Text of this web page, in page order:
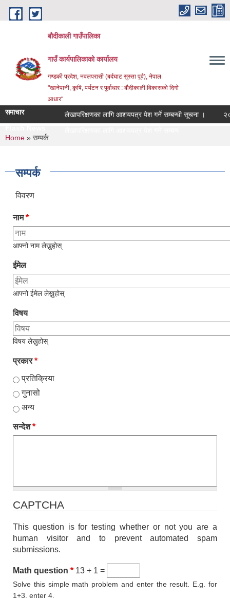
Skip to main content
बौदीकाली गाउँपालिका
गाउँ कार्यपालिकाको कार्यालय
गण्डकी प्रदेश, नवलपरासी (बर्दघाट सुस्ता पूर्व), नेपाल
"खानेपानी, कृषि, पर्यटन र पूर्वाधार : बौदीकाली विकासको दिगो
आधार"
समाचार लेखापरिक्षणका लागि आशयपत्र पेश गर्ने सम्बन्धी सूचना ।
२०८३
You are here
Home » सम्पर्क
सम्पर्क
विवरण
नाम*
आफ्नो नाम लेख्नुहोस्
ईमेल
आफ्नो ईमेल लेख्नुहोस्
विषय
विषय लेख्नुहोस्
प्रकार*
प्रतिक्रिया
गुनासो
अन्य
सन्देश*
CAPTCHA
This question is for testing whether or not you are a
human visitor and to prevent automated spam
submissions.
Math question * 13 + 1 =
Solve this simple math problem and enter the result. E.g. for
1+3, enter 4.